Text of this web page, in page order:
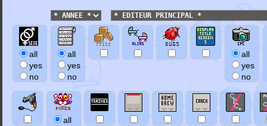
all
yes
no
all
yes
no
all
yes
no
all